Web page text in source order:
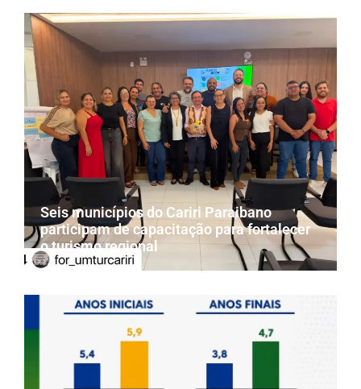
Seis municípios do Cariri Paraibano
participam de capacitação para fortalecer
o turismo regional